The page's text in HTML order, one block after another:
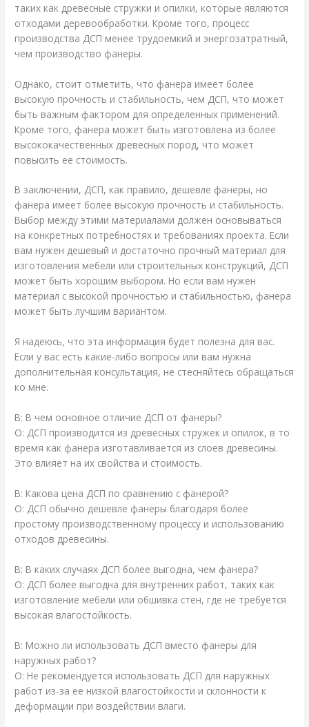
таких как древесные стружки и опилки, которые являются
отходами деревообработки. Кроме того, процесс
производства ДСП менее трудоемкий и энергозатратный,
чем производство фанеры.
Однако, стоит отметить, что фанера имеет более
высокую прочность и стабильность, чем ДСП, что может
быть важным фактором для определенных применений.
Кроме того, фанера может быть изготовлена из более
высококачественных древесных пород, что может
повысить ее стоимость.
В заключении, ДСП, как правило, дешевле фанеры, но
фанера имеет более высокую прочность и стабильность.
Выбор между этими материалами должен основываться
на конкретных потребностях и требованиях проекта. Если
вам нужен дешевый и достаточно прочный материал для
изготовления мебели или строительных конструкций, ДСП
может быть хорошим выбором. Но если вам нужен
материал с высокой прочностью и стабильностью, фанера
может быть лучшим вариантом.
Я надеюсь, что эта информация будет полезна для вас.
Если у вас есть какие-либо вопросы или вам нужна
дополнительная консультация, не стесняйтесь обращаться
ко мне.
В: В чем основное отличие ДСП от фанеры?
О: ДСП производится из древесных стружек и опилок, в то
время как фанера изготавливается из слоев древесины.
Это влияет на их свойства и стоимость.
В: Какова цена ДСП по сравнению с фанерой?
О: ДСП обычно дешевле фанеры благодаря более
простому производственному процессу и использованию
отходов древесины.
В: В каких случаях ДСП более выгодна, чем фанера?
О: ДСП более выгодна для внутренних работ, таких как
изготовление мебели или обшивка стен, где не требуется
высокая влагостойкость.
В: Можно ли использовать ДСП вместо фанеры для
наружных работ?
О: Не рекомендуется использовать ДСП для наружных
работ из-за ее низкой влагостойкости и склонности к
деформации при воздействии влаги.